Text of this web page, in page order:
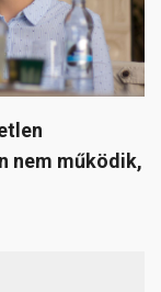
nem működik,